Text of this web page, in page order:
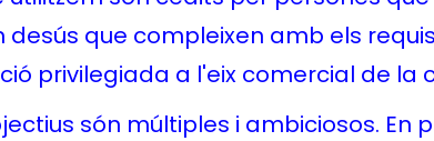
desús que compleixen amb els
privilegiada a l'eix comercial de la
són múltiples i ambiciosos.